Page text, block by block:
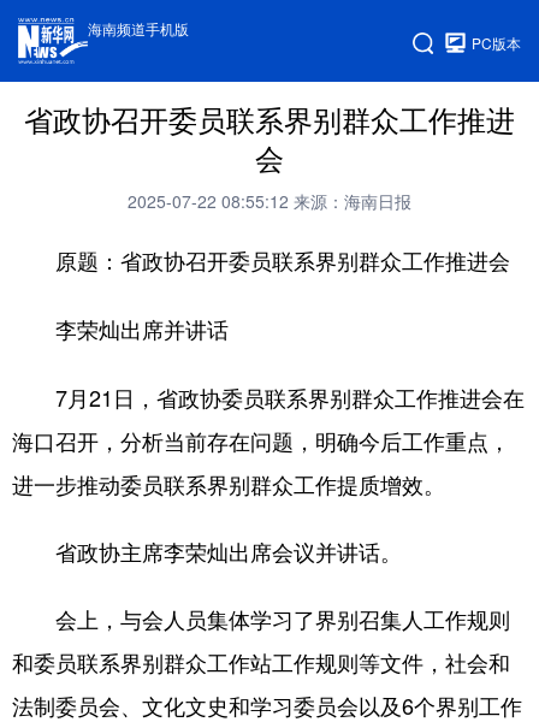
海南频道手机版
PC版本
省政协召开委员联系界别群众工作推进
会
2025-07-22 08:55:12 来源：海南日报
原题：省政协召开委员联系界别群众工作推进会
李荣灿出席并讲话
7月21日，省政协委员联系界别群众工作推进会在
海口召开，分析当前存在问题，明确今后工作重点，
进一步推动委员联系界别群众工作提质增效。
省政协主席李荣灿出席会议并讲话。
会上，与会人员集体学习了界别召集人工作规则
和委员联系界别群众工作站工作规则等文件，社会和
法制委员会、文化文史和学习委员会以及6个界别工作